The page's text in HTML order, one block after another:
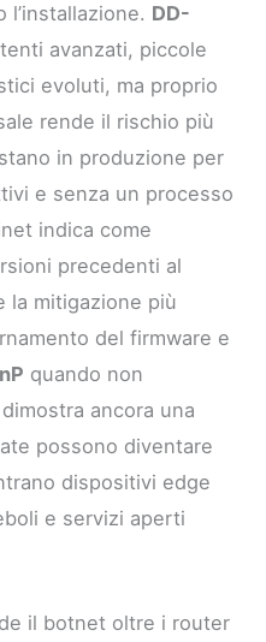
l’installazione. DD-
avanzati, piccole
evoluti, ma proprio
rende il rischio più
in produzione per
e senza un processo
indica come
precedenti al
la mitigazione più
del firmware e
quando non
ancora una
possono diventare
dispositivi edge
e servizi aperti
il botnet oltre i router